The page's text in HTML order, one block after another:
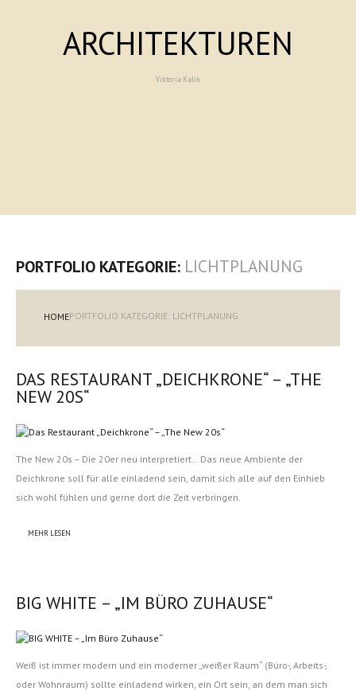
ARCHITEKTUREN
Viktoria Kalik
PORTFOLIO KATEGORIE: LICHTPLANUNG
HOMEPORTFOLIO KATEGORIE: LICHTPLANUNG
DAS RESTAURANT „DEICHKRONE“ – „THE
NEW 20S“
The New 20s – Die 20er neu interpretiert… Das neue Ambiente der
Deichkrone soll für alle einladend sein, damit sich alle auf den Einhieb
sich wohl fühlen und gerne dort die Zeit verbringen.
MEHR LESEN
BIG WHITE – „IM BÜRO ZUHAUSE“
Weiß ist immer modern und ein moderner „weißer Raum“ (Büro-, Arbeits-,
oder Wohnraum) sollte einladend wirken, ein Ort sein, an dem man sich